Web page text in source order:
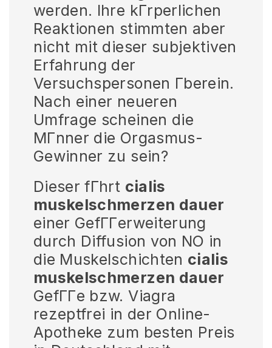
werden. Ihre kГrperlichen
Reaktionen stimmten aber
nicht mit dieser subjektiven
Erfahrung der
Versuchspersonen Гberein.
Nach einer neueren
Umfrage scheinen die
MГnner die Orgasmus-
Gewinner zu sein?
Dieser fГhrt cialis
muskelschmerzen dauer
einer GefГГerweiterung
durch Diffusion von NO in
die Muskelschichten cialis
muskelschmerzen dauer
GefГГe bzw. Viagra
rezeptfrei in der Online-
Apotheke zum besten Preis